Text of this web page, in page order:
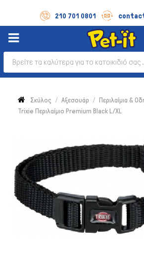
210 701 0801
Σκύλος Αξεσουάρ Περιλαίμια &
Trixie Περιλαίμιο Premium Black L/XL